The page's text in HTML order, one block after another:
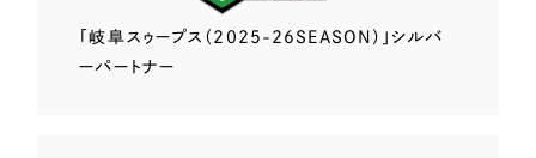
「岐阜スゥープス （2025-26SEASON）」 シルバ
ーパートナー